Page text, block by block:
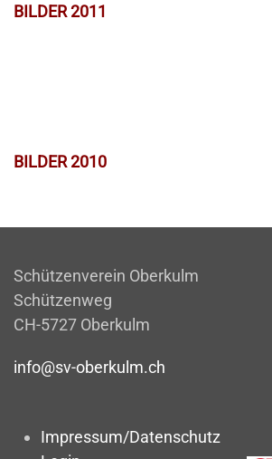
BILDER 2011
BILDER 2010
Schützenverein Oberkulm
Schützenweg
CH-5727 Oberkulm
info@sv-oberkulm.ch
Impressum/Datenschutz